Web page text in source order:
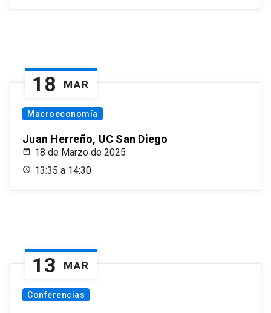
18 MAR
Macroeconomía
Juan Herreño, UC San Diego
18 de Marzo de 2025
13:35 a 14:30
13 MAR
Conferencias